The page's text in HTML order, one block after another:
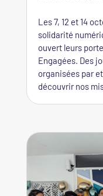
Les 7, 12 et 14
solidarité
ouvert leurs
Engagées. Des
organisées par
découvrir nos